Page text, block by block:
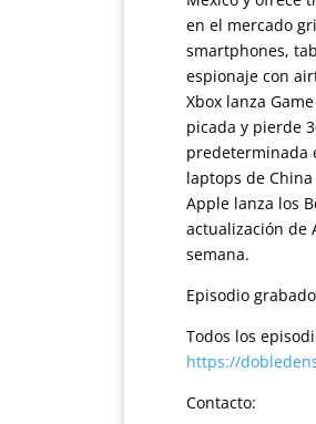
en el mercado
smartphones,
espionaje con
Xbox lanza
picada y pierde
predeterminada
laptops de
Apple lanza los
actualización de
semana.
Episodio
Todos los
https://
Contacto: